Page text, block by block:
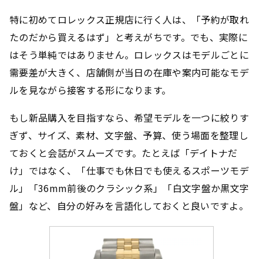
特に初めてロレックス正規店に行く人は、「予約が取れ
たのだから買えるはず」と考えがちです。でも、実際に
はそう単純ではありません。ロレックスはモデルごとに
需要差が大きく、店舗側が当日の在庫や案内可能なモデ
ルを見ながら接客する形になります。
もし新品購入を目指すなら、希望モデルを一つに絞りす
ぎず、サイズ、素材、文字盤、予算、使う場面を整理し
ておくと会話がスムーズです。たとえば「デイトナだ
け」ではなく、「仕事でも休日でも使えるスポーツモデ
ル」「36mm前後のクラシック系」「白文字盤か黒文字
盤」など、自分の好みを言語化しておくと良いですよ。